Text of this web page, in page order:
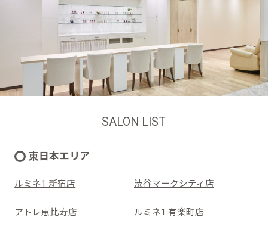
SALON LIST
東日本エリア
ルミネ1 新宿店 渋谷マークシティ店
アトレ恵比寿店 ルミネ1 有楽町店